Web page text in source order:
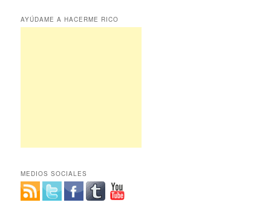
AYÚDAME A HACERME RICO
MEDIOS SOCIALES